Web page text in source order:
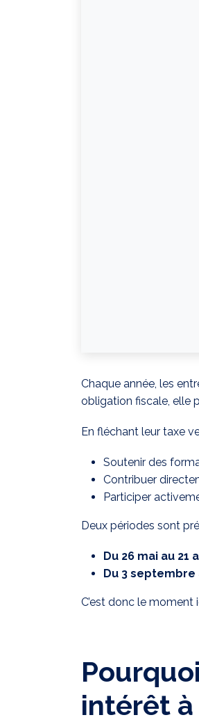
Chaque année, les
obligation fiscale, elle
En fléchant leur taxe
Soutenir des
Contribuer
Participer
Deux périodes sont
Du 26 mai au 21
Du 3 septembre
C’est donc le
intérêt à